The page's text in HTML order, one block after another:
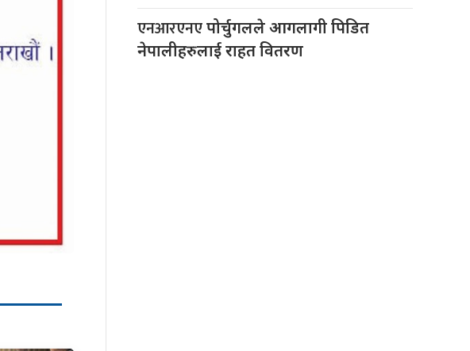
एनआरएनएपोर्चुगलले आगलागी पिडित
नेपालीहरुलाई राहत वितरण